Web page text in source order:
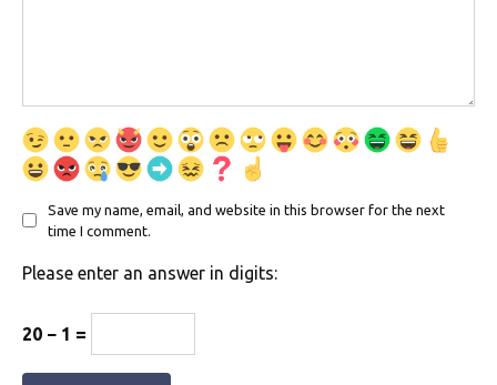
Save my name, email, and website in this browser for the next
time I comment.
Please enter an answer in digits:
20 − 1 =